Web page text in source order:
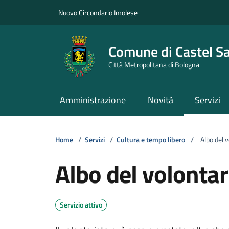
Nuovo Circondario Imolese
Comune di Castel
Città Metropolitana di Bologna
Amministrazione Novità Servizi
Home / Servizi / Cultura e tempo libero / Albo del
Albo del
Servizio attivo